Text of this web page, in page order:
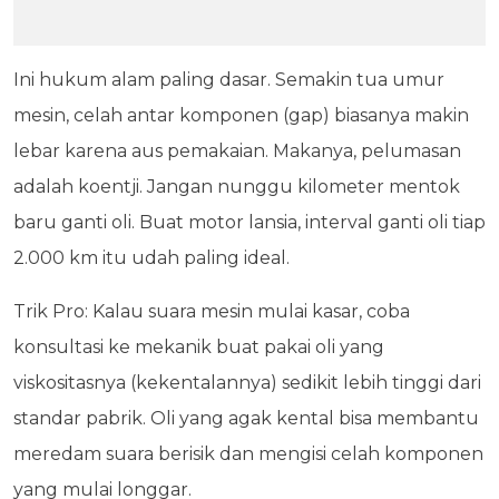
Ini hukum alam paling dasar. Semakin tua umur
mesin, celah antar komponen (gap) biasanya makin
lebar karena aus pemakaian. Makanya, pelumasan
adalah koentji. Jangan nunggu kilometer mentok
baru ganti oli. Buat motor lansia, interval ganti oli tiap
2.000 km itu udah paling ideal.
Trik Pro: Kalau suara mesin mulai kasar, coba
konsultasi ke mekanik buat pakai oli yang
viskositasnya (kekentalannya) sedikit lebih tinggi dari
standar pabrik. Oli yang agak kental bisa membantu
meredam suara berisik dan mengisi celah komponen
yang mulai longgar.